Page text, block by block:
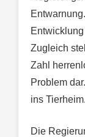
Zugleich
Zahl
Problem
ins Tierheim.
Die